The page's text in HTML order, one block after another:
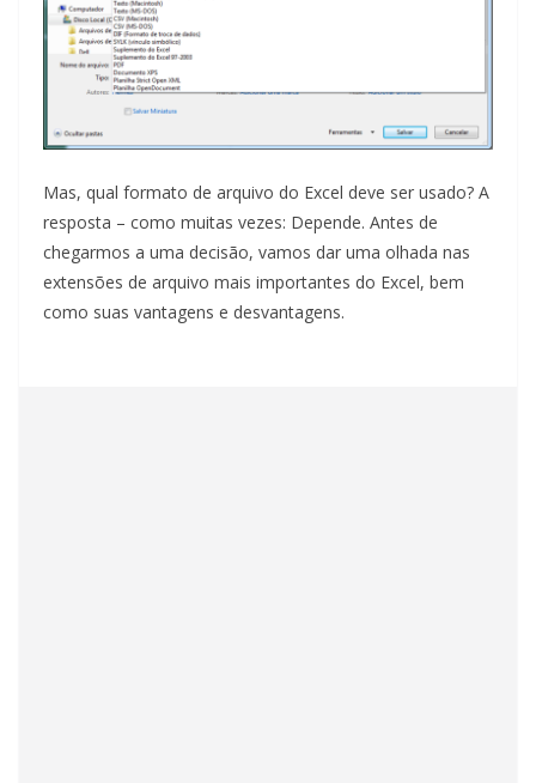
Mas, qual formato de arquivo do Excel deve ser usado? A
resposta – como muitas vezes: Depende. Antes de
chegarmos a uma decisão, vamos dar uma olhada nas
extensões de arquivo mais importantes do Excel, bem
como suas vantagens e desvantagens.